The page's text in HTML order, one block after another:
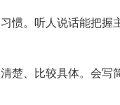
惯。听人说话能把握
楚、比较具体。会写